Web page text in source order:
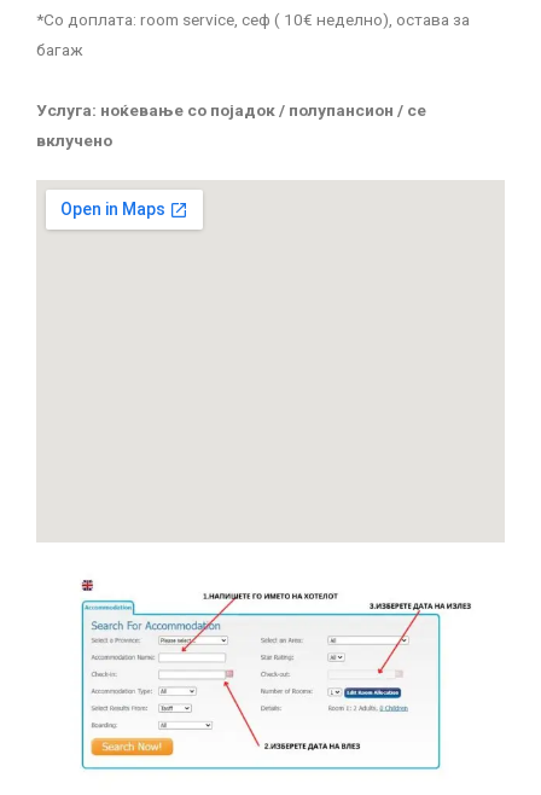
*Со доплата: room service, сеф ( 10€ неделно), остава за
багаж
Услуга: ноќевање со појадок / полупансион / се
вклучено